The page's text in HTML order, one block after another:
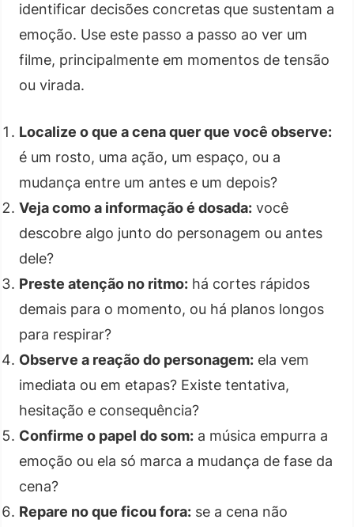
identificar decisões concretas que sustentam a
emoção. Use este passo a passo ao ver um
filme, principalmente em momentos de tensão
ou virada.
Localize o que a cena quer que você observe:
é um rosto, uma ação, um espaço, ou a
mudança entre um antes e um depois?
Veja como a informação é dosada: você
descobre algo junto do personagem ou antes
dele?
Preste atenção no ritmo: há cortes rápidos
demais para o momento, ou há planos longos
para respirar?
Observe a reação do personagem: ela vem
imediata ou em etapas? Existe tentativa,
hesitação e consequência?
Confirme o papel do som: a música empurra a
emoção ou ela só marca a mudança de fase da
cena?
Repare no que ficou fora: se a cena não